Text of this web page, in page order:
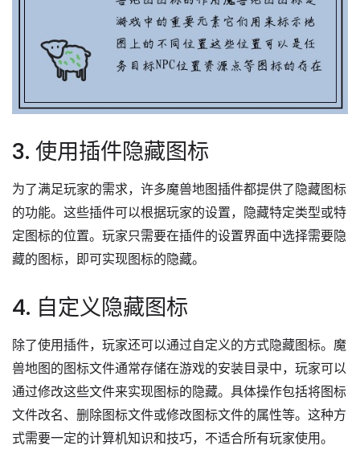
3. 使用插件隐藏图标
为了满足玩家的需求，许多魔兽地图插件都提供了隐藏图标
的功能。这些插件可以根据玩家的设置，隐藏特定类型或特
定图标的位置。玩家只需要在插件的设置界面中选择需要隐
藏的图标，即可实现图标的隐藏。
4. 自定义隐藏图标
除了使用插件，玩家还可以通过自定义的方式隐藏图标。魔
兽地图的图标文件通常存储在游戏的安装目录中，玩家可以
通过修改这些文件来实现图标的隐藏。具体操作包括将图标
文件改名、删除图标文件或修改图标文件的属性等。这种方
式需要一定的计算机知识和技巧，不适合所有玩家使用。